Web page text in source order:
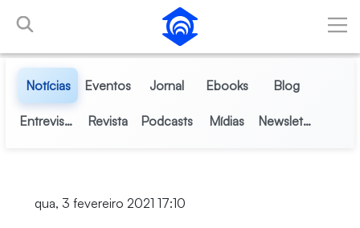
Pular para o Conteúdo principal
Notícias Eventos Jornal Ebooks Blog
Entrevistas Revista Podcasts Mídias Newsletter
qua, 3 fevereiro 2021 17:10